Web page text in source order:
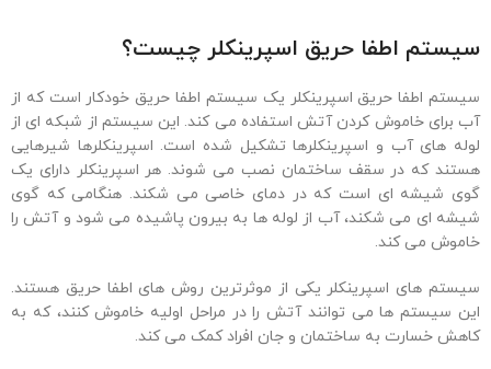
سیستم اطفا حریق اسپرینکلر چیست؟
سیستم اطفا حریق اسپرینکلر یک سیستم اطفا حریق خودکار است که از
آب برای خاموش کردن آتش استفاده می کند. این سیستم از شبکه ای از
لوله های آب و اسپرینکلرها تشکیل شده است. اسپرینکلرها شیرهایی
هستند که در سقف ساختمان نصب می شوند. هر اسپرینکلر دارای یک
گوی شیشه ای است که در دمای خاصی می شکند. هنگامی که گوی
شیشه ای می شکند، آب از لوله ها به بیرون پاشیده می شود و آتش را
خاموش می کند.
سیستم های اسپرینکلر یکی از موثرترین روش های اطفا حریق هستند.
این سیستم ها می توانند آتش را در مراحل اولیه خاموش کنند، که به
کاهش خسارت به ساختمان و جان افراد کمک می کند.